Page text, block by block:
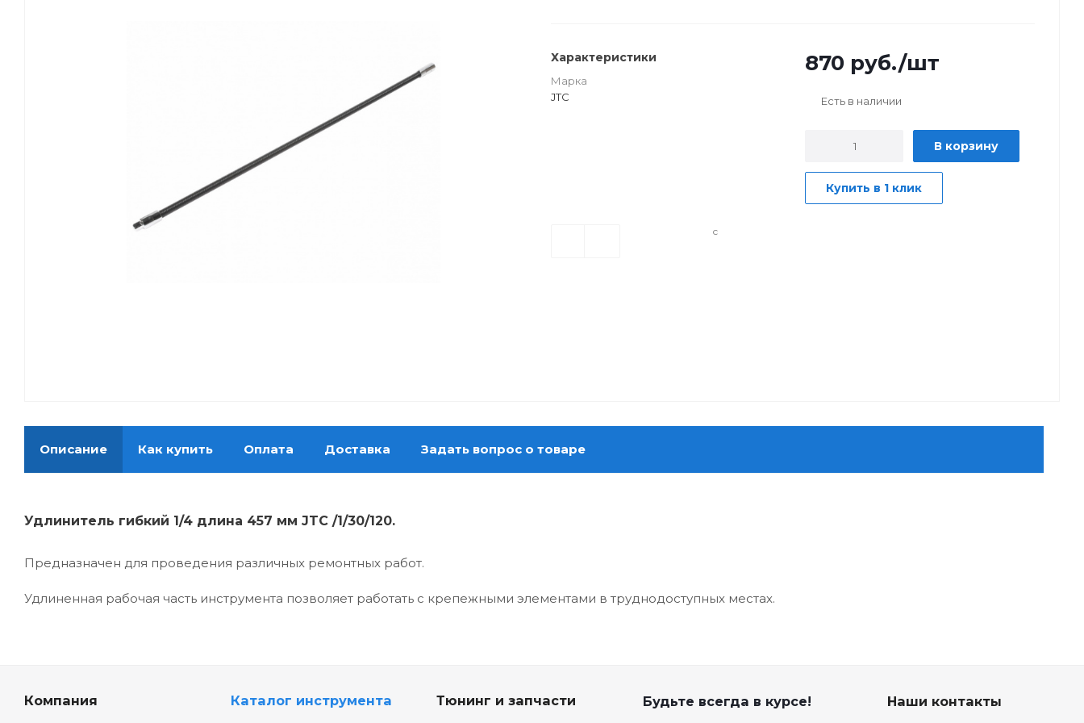
Характеристики
Марка
JTC
870 руб./шт
Есть в наличии
В корзину
Купить в 1 клик
с
Описание Как купить Оплата Доставка Задать вопрос о товаре
Удлинитель гибкий 1/4 длина 457 мм JTC /1/30/120.
Предназначен для проведения различных ремонтных работ.
Удлиненная рабочая часть инструмента позволяет работать с крепежными элементами в труднодоступных местах.
Компания Каталог инструмента Тюнинг и запчасти Будьте всегда в курсе! Наши контакты